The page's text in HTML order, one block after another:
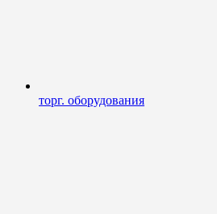
торг. оборудования